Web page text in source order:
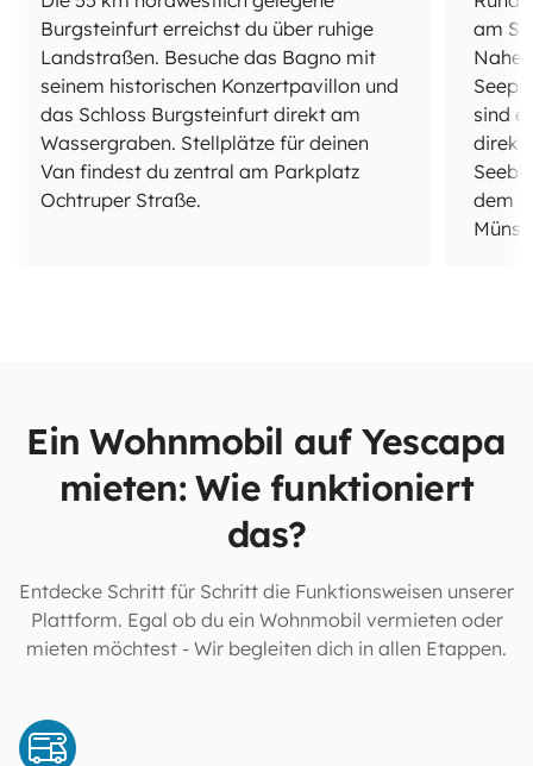
Burgsteinfurt erreichst du über ruhige
Landstraßen. Besuche das Bagno mit
seinem historischen Konzertpavillon und
das Schloss Burgsteinfurt direkt am
Wassergraben. Stellplätze für deinen
Van findest du zentral am Parkplatz
Ochtruper Straße.
am
sind
direkt
dem
Ein Wohnmobil auf Yescapa
mieten: Wie funktioniert
das?
Entdecke Schritt für Schritt die Funktionsweisen unserer
Plattform. Egal ob du ein Wohnmobil vermieten oder
mieten möchtest - Wir begleiten dich in allen Etappen.